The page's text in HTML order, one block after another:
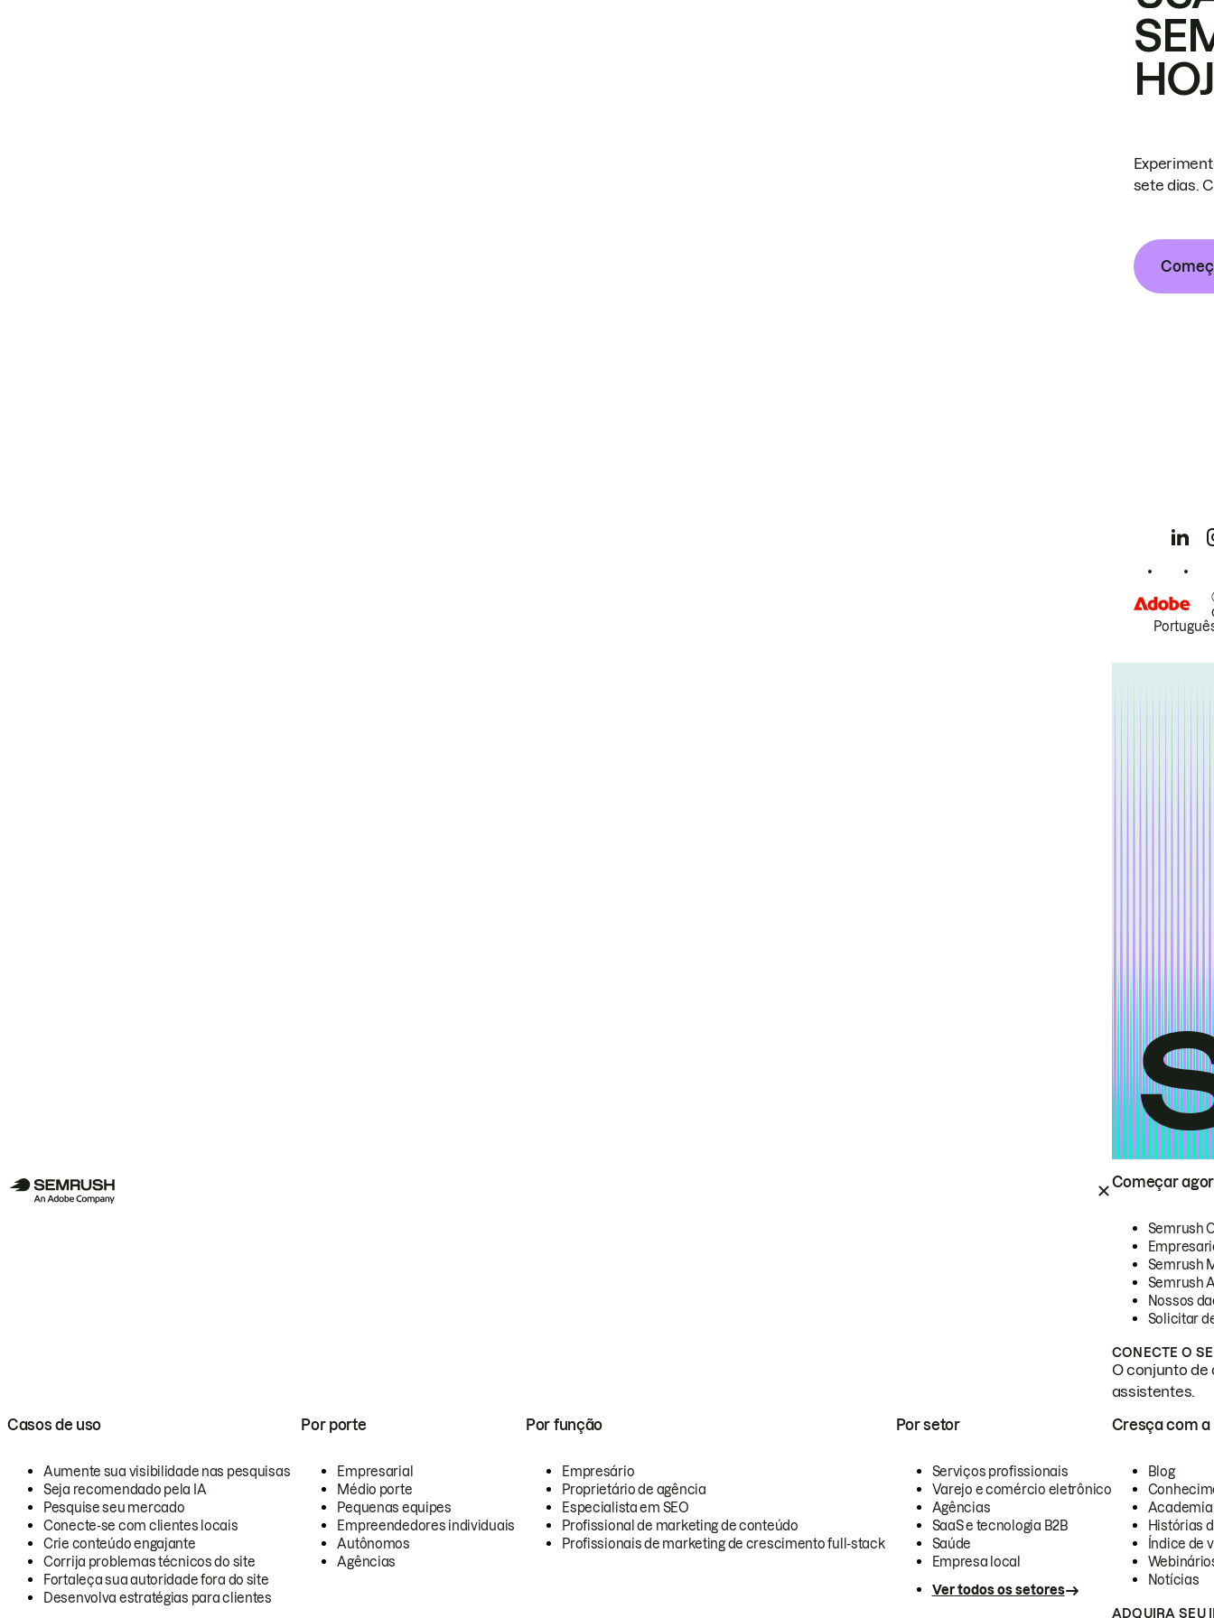
Começar
Semrush
Semrush
Semrush
Nossos
Solicitar
CONECTE O
O conjunto de
assistentes.
Casos de uso
Aumente sua visibilidade nas pesquisas
Seja recomendado pela IA
Pesquise seu mercado
Conecte-se com clientes locais
Crie conteúdo engajante
Corrija problemas técnicos do site
Fortaleça sua autoridade fora do site
Desenvolva estratégias para clientes
Por porte
Empresarial
Médio porte
Pequenas equipes
Empreendedores individuais
Autônomos
Agências
Por função
Empresário
Proprietário de agência
Especialista em SEO
Profissional de marketing de conteúdo
Profissionais de marketing de crescimento full-stack
Por setor
Serviços profissionais
Varejo e comércio eletrônico
Agências
SaaS e tecnologia B2B
Saúde
Empresa local
Ver todos os setores
Cresça com a
Blog
Academia
Histórias
Índice de
Notícias
ADQUIRA SEU
sete dias.